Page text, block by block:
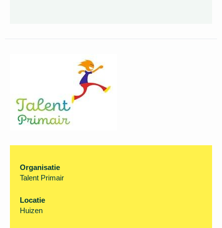
Organisatie
Talent Primair
Locatie
Huizen